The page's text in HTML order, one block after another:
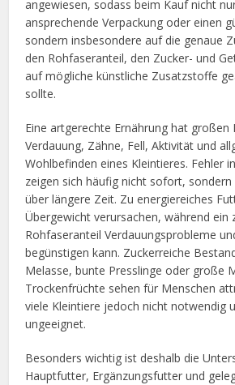
angewiesen, sodass beim Kauf nicht
ansprechende Verpackung oder einen
sondern insbesondere auf die genaue
den Rohfaseranteil, den Zucker- und
auf mögliche künstliche Zusatzstoffe
sollte.
Eine artgerechte Ernährung hat großen
Verdauung, Zähne, Fell, Aktivität und
Wohlbefinden eines Kleintieres. Fehler
zeigen sich häufig nicht sofort, sondern
über längere Zeit. Zu energiereiches
Übergewicht verursachen, während ein
Rohfaseranteil Verdauungsprobleme
begünstigen kann. Zuckerreiche
Melasse, bunte Presslinge oder große
Trockenfrüchte sehen für Menschen
viele Kleintiere jedoch nicht notwendig
ungeeignet.
Besonders wichtig ist deshalb die
Hauptfutter, Ergänzungsfutter und